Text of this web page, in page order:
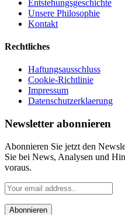
Entstehungsgeschichte
Unsere Philosophie
Kontakt
Rechtliches
Haftungsausschluss
Cookie-Richtlinie
Impressum
Datenschutzerklaerung
Newsletter abonnieren
Abonnieren Sie jetzt den
Sie bei News, Analysen und
voraus.